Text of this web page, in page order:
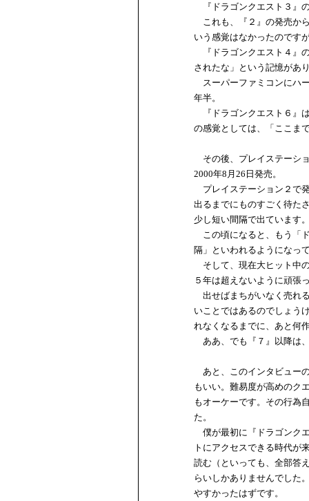
『ドラゴンクエスト３』
これも、『２』の発売か
いう感覚はなかったのです
『ドラゴンクエスト４』
されたな」という記憶があ
スーパーファミコンにハ
年半。
『ドラゴンクエスト６』
の感覚としては、「ここま
その後、プレイステーシ
2000年8月26日発売。
プレイステーション２で
出るまでにものすごく待た
少し短い間隔で出ています
この頃になると、もう「
隔」といわれるようになっ
そして、現在大ヒット中
５年は超えないように頑張
出せばまちがいなく売れ
いことではあるのでしょう
れなくなるまでに、あと何
ああ、でも『７』以降は
あと、このインタビュー
もいい。難易度が高めのク
もオーケーです。その行為
た。
僕が最初に『ドラゴンク
トにアクセスできる時代が
読む（といっても、全部答
らいしかありませんでした
やすかったはずです。